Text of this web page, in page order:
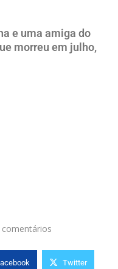
e uma amiga do
morreu em julho,
comentários
Twitter